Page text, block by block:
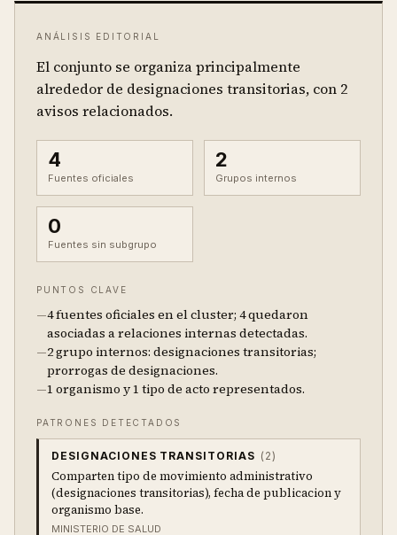
ANÁLISIS EDITORIAL
El conjunto se organiza principalmente
alrededor de designaciones transitorias, con 2
avisos relacionados.
4
Fuentes oficiales
2
Grupos internos
0
Fuentes sin subgrupo
PUNTOS CLAVE
—4 fuentes oficiales en el cluster; 4 quedaron
asociadas a relaciones internas detectadas.
—2 grupo internos: designaciones transitorias;
prorrogas de designaciones.
—1 organismo y 1 tipo de acto representados.
PATRONES DETECTADOS
DESIGNACIONES TRANSITORIAS ( 2)
Comparten tipo de movimiento administrativo
(designaciones transitorias), fecha de publicacion y
organismo base.
MINISTERIO DE SALUD